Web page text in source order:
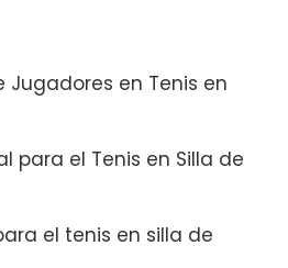
en Tenis en
para el Tenis en Silla de
el tenis en silla de